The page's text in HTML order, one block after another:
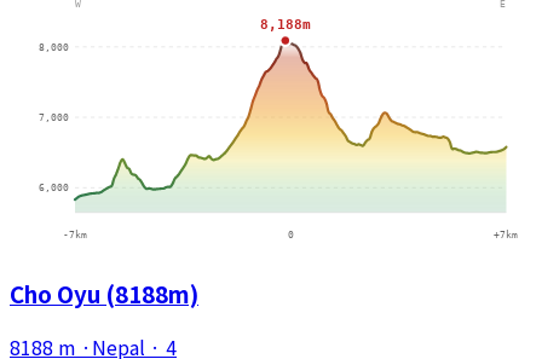
Cho Oyu (8188m)
8188 m · Nepal · 4